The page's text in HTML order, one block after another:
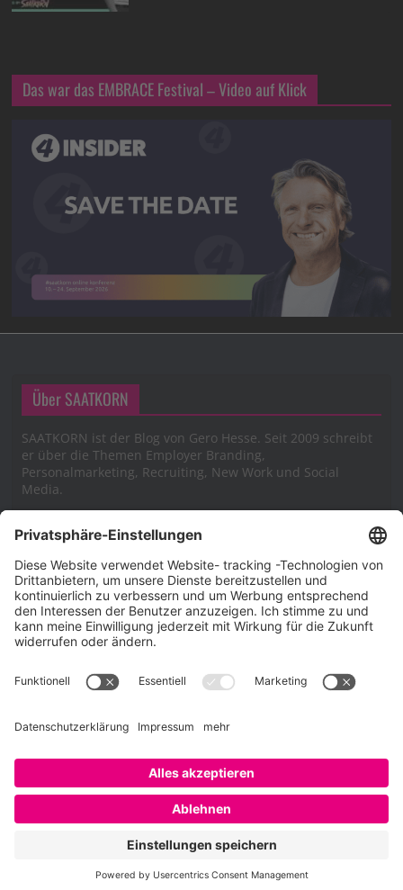
Das war das EMBRACE Festival – Video auf Klick
Über SAATKORN
SAATKORN ist der Blog von Gero Hesse. Seit 2009 schreibt
er über die Themen Employer Branding,
Personalmarketing, Recruiting, New Work und Social
Media.
Impressum
Impressum
Cookie-Richtlinie (EU)
Copyright © 2026SAATKORN